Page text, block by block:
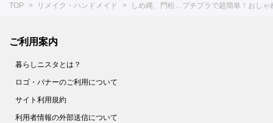
TOP リメイク・ハンドメイド しめ縄、門松…プチプラで超簡単！おしゃ
ご利用案内
暮らしニスタとは？
ロゴ・バナーのご利用について
サイト利用規約
利用者情報の外部送信について